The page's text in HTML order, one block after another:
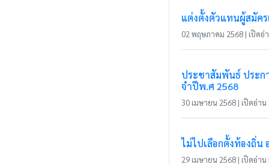
แต่งตั้งตัวแทนผู้สมัค
02 พฤษภาคม 2568 | เปิดอ่
ประชาสัมพันธ์ ประก
จำปีพ.ศ 2568
30 เมษายน 2568 | เปิดอ่าน
ไม่ไปเลือกตั้งท้องถิ่น
29 เมษายน 2568 | เปิดอ่าน